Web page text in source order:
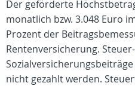
Der geförderte
monatlich bzw. 3.048 Euro
Prozent der
Rentenversicherung.
nicht gezahlt werden.